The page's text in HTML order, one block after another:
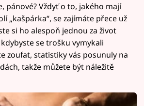
pánové? Vždyť o to, jakého mají
„kašpárka“, se zajímáte přece už
si ho alespoň jednou za život
se trošku vymykali
zoufat, statistiky vás posunuly na
takže můžete být náležitě